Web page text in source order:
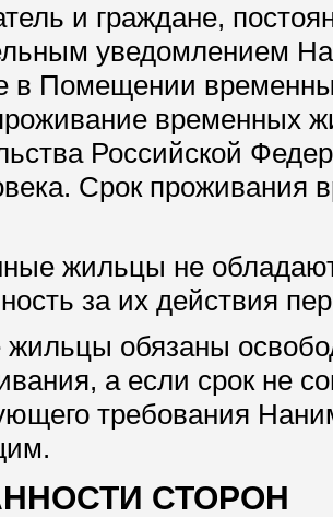
и граждане,
уведомлением
в Помещении
временных
Российской
Срок
жильцы не
за их действия
обязаны
а если срок не
требования
СТОРОН